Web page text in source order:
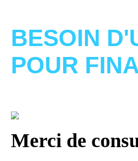
BESOIN
POUR
Merci de